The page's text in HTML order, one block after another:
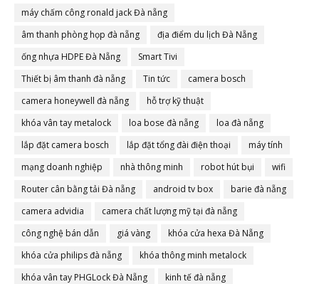
máy chấm công ronald jack Đà nẵng
âm thanh phòng họp đà nẵng
địa điểm du lịch Đà Nẵng
ống nhựa HDPE Đà Nẵng
Smart Tivi
Thiết bị âm thanh đà nẵng
Tin tức
camera bosch
camera honeywell đà nẵng
hỗ trợ kỹ thuật
khóa vân tay metalock
loa bose đà nẵng
loa đà nẵng
lắp đặt camera bosch
lắp đặt tổng đài điện thoại
máy tính
mạng doanh nghiệp
nhà thông minh robot hút bụi
wifi
Router cân bằng tải Đà nẵng
android tv box
barie đà nẵng
camera advidia
camera chất lượng mỹ tại đà nẵng
công nghệ bán dẫn
giá vàng
khóa cửa hexa Đà Nẵng
khóa cửa philips đà nẵng
khóa thông minh metalock
khóa vân tay PHGLock Đà Nẵng
kinh tế đà nẵng